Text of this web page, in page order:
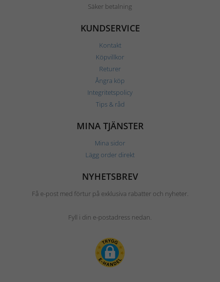
Säker betalning
KUNDSERVICE
Kontakt
Köpvillkor
Returer
Ångra köp
Integritetspolicy
Tips & råd
MINA TJÄNSTER
Mina sidor
Lägg order direkt
NYHETSBREV
Få e-post med förtur på exklusiva rabatter och nyheter.
Fyll i din e-postadress nedan.